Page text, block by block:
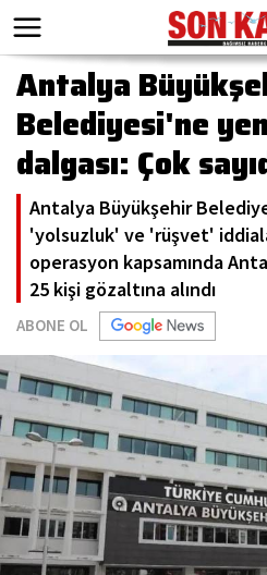
Antalya
Belediyesi'ne
dalgası: Çok
Antalya Büyükşehir
'yolsuzluk' ve 'rüşvet'
operasyon kapsamında
25 kişi gözaltına alındı
ABONE OL